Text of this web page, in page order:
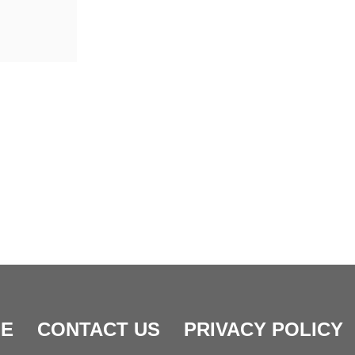
CONTACT US PRIVACY POLICY